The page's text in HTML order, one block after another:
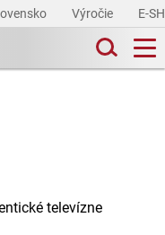
Výročie E-
televízne